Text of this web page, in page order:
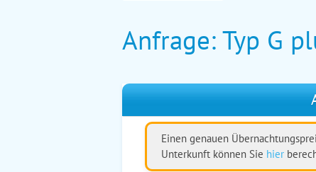
Anfrage: Typ G
Einen genauen
Unterkunft können Sie hier